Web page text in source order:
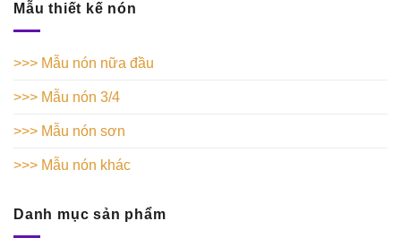
Mẫu thiết kế nón
>>> Mẫu nón nữa đầu
>>> Mẫu nón 3/4
>>> Mẫu nón sơn
>>> Mẫu nón khác
Danh mục sản phẩm